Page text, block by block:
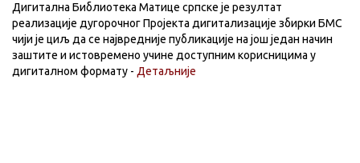
Дигитална Библиотека Матице српске је резултат
реализације дугорочног Пројекта дигитализације збирки БМС
чији је циљ да се највредније публикације на још један начин
заштите и истовремено учине доступним корисницима у
дигиталном формату - Детаљније